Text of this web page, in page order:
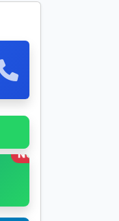
New